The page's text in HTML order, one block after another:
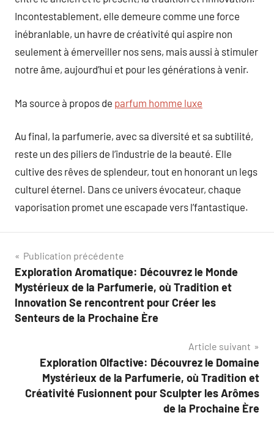
Incontestablement, elle demeure comme une force
inébranlable, un havre de créativité qui aspire non
seulement à émerveiller nos sens, mais aussi à stimuler
notre âme, aujourd’hui et pour les générations à venir.
Ma source à propos de parfum homme luxe
Au final, la parfumerie, avec sa diversité et sa subtilité,
reste un des piliers de l’industrie de la beauté. Elle
cultive des rêves de splendeur, tout en honorant un legs
culturel éternel. Dans ce univers évocateur, chaque
vaporisation promet une escapade vers l’fantastique.
Navigation
de
l’article
Publication précédente
Exploration Aromatique: Découvrez le Monde
Mystérieux de la Parfumerie, où Tradition et
Innovation Se rencontrent pour Créer les
Senteurs de la Prochaine Ère
Article suivant
Exploration Olfactive: Découvrez le Domaine
Mystérieux de la Parfumerie, où Tradition et
Créativité Fusionnent pour Sculpter les Arômes
de la Prochaine Ère